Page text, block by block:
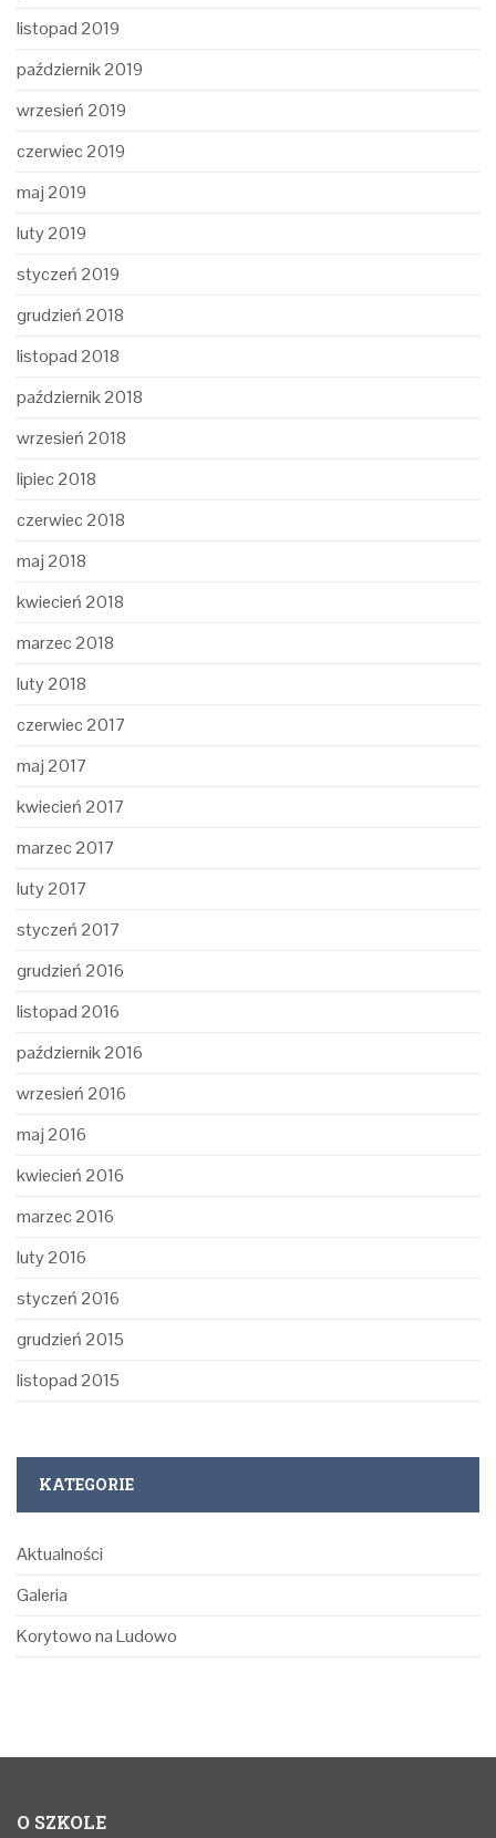
listopad 2019
październik 2019
wrzesień 2019
czerwiec 2019
maj 2019
luty 2019
styczeń 2019
grudzień 2018
listopad 2018
październik 2018
wrzesień 2018
lipiec 2018
czerwiec 2018
maj 2018
kwiecień 2018
marzec 2018
luty 2018
czerwiec 2017
maj 2017
kwiecień 2017
marzec 2017
luty 2017
styczeń 2017
grudzień 2016
listopad 2016
październik 2016
wrzesień 2016
maj 2016
kwiecień 2016
marzec 2016
luty 2016
styczeń 2016
grudzień 2015
listopad 2015
KATEGORIE
Aktualności
Galeria
Korytowo na Ludowo
O SZKOLE